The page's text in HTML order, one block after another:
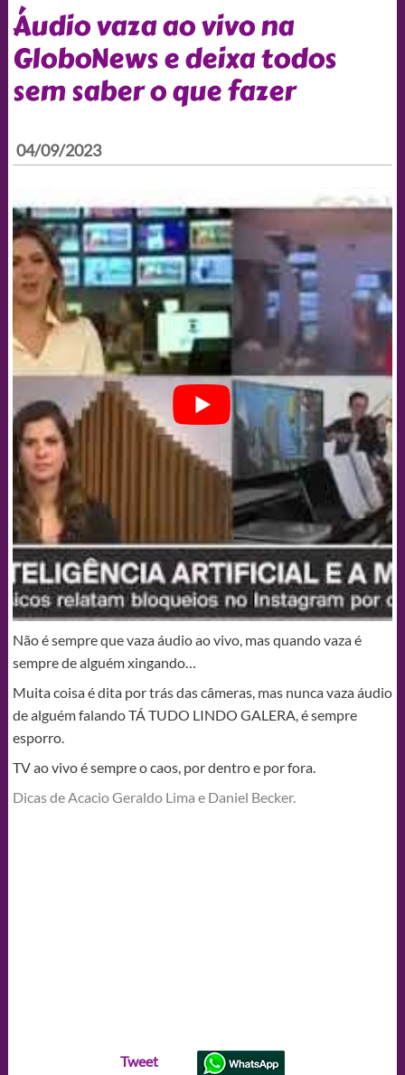
Áudio vaza ao vivo na
GloboNews e deixa todos
sem saber o que fazer
04/09/2023
Não é sempre que vaza áudio ao vivo, mas quando vaza é
sempre de alguém xingando…
Muita coisa é dita por trás das câmeras, mas nunca vaza áudio
de alguém falando TÁ TUDO LINDO GALERA, é sempre
esporro.
TV ao vivo é sempre o caos, por dentro e por fora.
Dicas de Acacio Geraldo Lima e Daniel Becker.
Tweet